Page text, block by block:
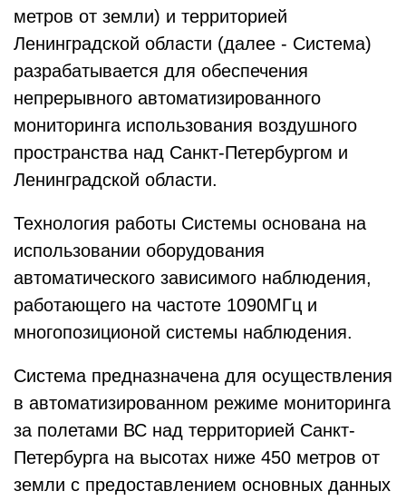
метров от земли) и территорией
Ленинградской области (далее - Система)
разрабатывается для обеспечения
непрерывного автоматизированного
мониторинга использования воздушного
пространства над Санкт-Петербургом и
Ленинградской области.
Технология работы Системы основана на
использовании оборудования
автоматического зависимого наблюдения,
работающего на частоте 1090МГц и
многопозиционой системы наблюдения.
Система предназначена для осуществления
в автоматизированном режиме мониторинга
за полетами ВС над территорией Санкт-
Петербурга на высотах ниже 450 метров от
земли с предоставлением основных данных